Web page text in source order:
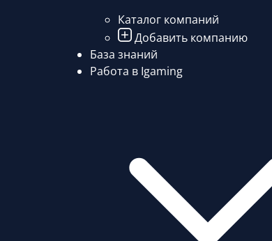
Каталог компаний
Добавить компанию
База знаний
Работа в Igaming